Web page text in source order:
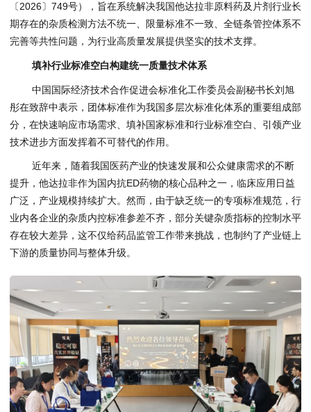
〔2026〕749号），旨在系统解决我国他达拉非原料药及片剂行业长
期存在的杂质检测方法不统一、限量标准不一致、全链条管控体系不
完善等共性问题，为行业高质量发展提供坚实的技术支撑。
填补行业标准空白构建统一质量技术体系
中国国际经济技术合作促进会标准化工作委员会副秘书长刘旭
彤在致辞中表示，团体标准作为我国多层次标准化体系的重要组成部
分，在快速响应市场需求、填补国家标准和行业标准空白、引领产业
技术进步方面发挥着不可替代的作用。
近年来，随着我国医药产业的快速发展和公众健康需求的不断
提升，他达拉非作为国内抗ED药物的核心品种之一，临床应用日益
广泛，产业规模持续扩大。然而，由于缺乏统一的专项标准规范，行
业内各企业的杂质内控标准参差不齐，部分关键杂质指标的控制水平
存在较大差异，这不仅给药品监管工作带来挑战，也制约了产业链上
下游的质量协同与整体升级。